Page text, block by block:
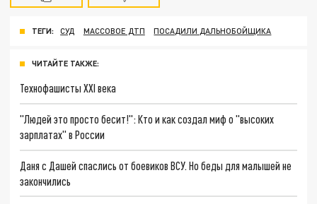
ТЕГИ: СУД МАССОВОЕ ДТП ПОСАДИЛИ ДАЛЬНОБОЙЩИКА
ЧИТАЙТЕ ТАКЖЕ:
Технофашисты XXI века
"Людей это просто бесит!": Кто и как создал миф о "высоких
зарплатах" в России
Даня с Дашей спаслись от боевиков ВСУ. Но беды для малышей не
закончились